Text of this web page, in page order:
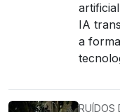
IA
a
RUÍDOS